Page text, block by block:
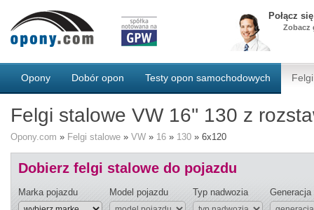
Połącz
Zobacz
Opony Dobór opon Testy opon samochodowych
Felgi stalowe VW 16'' 130 z
Opony.com » Felgi stalowe » VW » 16 » 130 » 6x120
Dobierz felgi stalowe do pojazdu
Marka pojazdu Model pojazdu Typ nadwozia Generacja